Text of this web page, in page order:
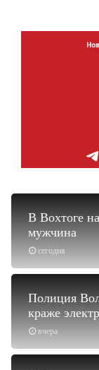
сегодня
В Вохтоге
мужчина
вчера
Полиция
краже